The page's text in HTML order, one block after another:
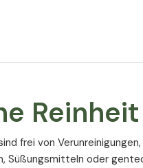
Reinheit
frei von
Süßungsmitteln oder